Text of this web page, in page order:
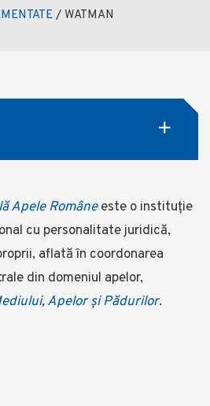
/ WATMAN
Apele Româneeste o instituție
cu personalitate juridică,
aflată în coordonarea
din domeniul apelor,
Apelor și Pădurilor.